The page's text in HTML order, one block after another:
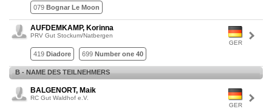
079 Bognar Le Moon
GER
AUFDEMKAMP, Korinna
PRV Gut Stockum/Natbergen
419 Diadore 699 Number one 40
B - NAME DES TEILNEHMERS
GER
BALGENORT, Maik
RC Gut Waldhof e.V.